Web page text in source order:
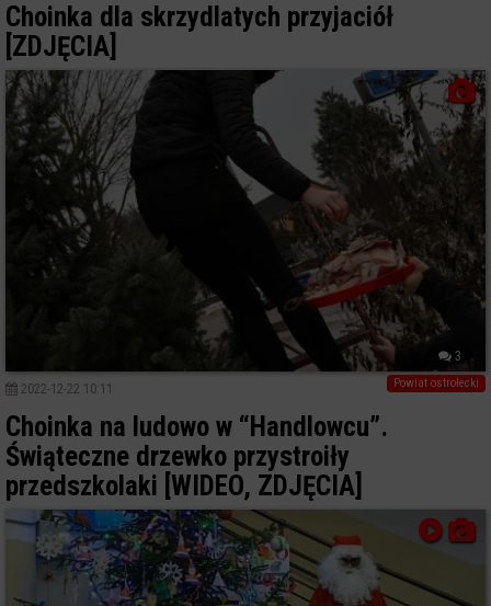
Choinka dla skrzydlatych przyjaciół
[ZDJĘCIA]
3
Powiat ostrołecki
2022-12-22 10:11
Choinka na ludowo w “Handlowcu”.
Świąteczne drzewko przystroiły
przedszkolaki [WIDEO, ZDJĘCIA]